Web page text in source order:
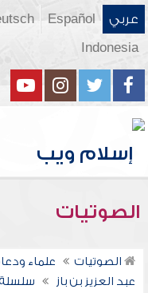
عربي Español
Indonesia
الصوتيات
الصوتيات علماء
عبد العزيز بن باز
سلسلة